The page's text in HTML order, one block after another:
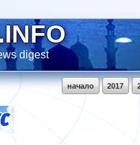
digest
2017
начало